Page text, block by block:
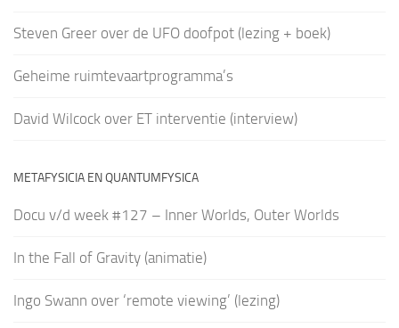
Steven Greer over de UFO doofpot (lezing + boek)
Geheime ruimtevaartprogramma’s
David Wilcock over ET interventie (interview)
METAFYSICIA EN QUANTUMFYSICA
Docu v/d week #127 – Inner Worlds, Outer Worlds
In the Fall of Gravity (animatie)
Ingo Swann over ‘remote viewing’ (lezing)